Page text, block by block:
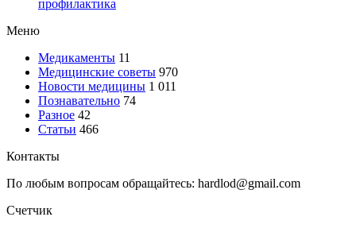
профилактика
Меню
Медикаменты 11
Медицинские советы 970
Новости медицины 1 011
Познавательно 74
Разное 42
Статьи 466
Контакты
По любым вопросам обращайтесь: hardlod@gmail.com
Счетчик